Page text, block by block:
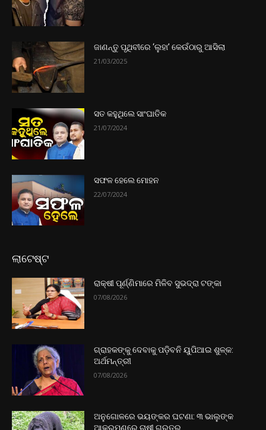
ଜାଣନ୍ତୁ ପୃଥିବୀରେ ‘ଲୁହା’ କେଉଁଠାରୁ ଆସିଲା
21/03/2025
ସତ କହୁଥିଲେ ସାଂଘାତିକ
21/07/2024
ସଫଳ ହେଲେ ମୋହନ
22/07/2024
ଲାଟେଷ୍ଟ
ରାକ୍ଷୀ ପୂର୍ଣ୍ଣିମାରେ ମିଳିବ ସୁଭଦ୍ରା ଟଙ୍କା
07/08/2026
ଗ୍ରାହକଙ୍କୁ ଦେବାକୁ ପଡ଼ିବନି ୟୁପିଆଇ ଶୁଳ୍କ:
ଅର୍ଥମନ୍ତ୍ରୀ
07/08/2026
ଅନୁଗୋଳରେ ଭୟଙ୍କର ଘଟଣା: ୩ ଭାଲୁଙ୍କ
ଆକ୍ରମଣରେ ଚାଷୀ ଗୁରୁତର